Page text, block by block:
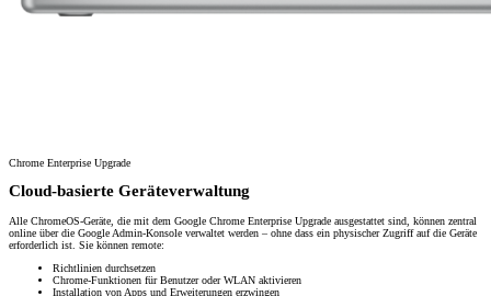
Chrome Enterprise Upgrade
Cloud-basierte Geräteverwaltung
Alle ChromeOS-Geräte, die mit dem Google Chrome Enterprise Upgrade ausgestattet sind, können zentral
online über die Google Admin-Konsole verwaltet werden – ohne dass ein physischer Zugriff auf die Geräte
erforderlich ist. Sie können remote:
Richtlinien durchsetzen
Chrome-Funktionen für Benutzer oder WLAN aktivieren
Installation von Apps und Erweiterungen erzwingen